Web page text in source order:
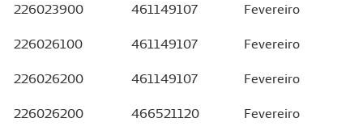
226023900 461149107 Fevereiro
226026100 461149107 Fevereiro
226026200 461149107 Fevereiro
226026200 466521120 Fevereiro